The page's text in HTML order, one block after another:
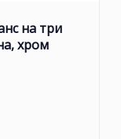
на три
хром